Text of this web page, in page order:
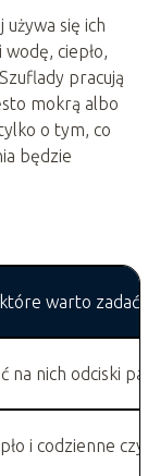
używa się ich
ciepło,
pracują
mokrą albo
o tym, co
będzie
warto zadać
na nich odciski
i codzienne